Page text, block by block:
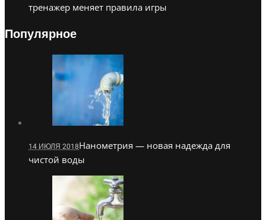
тренажер меняет правила игры
Популярное
14 ИЮЛЯ 2018Нанометрия — новая надежда для
чистой воды